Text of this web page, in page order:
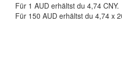
Für 1 AUD erhältst du 4,74 CNY.
Für 150 AUD erhältst du 4,74 x